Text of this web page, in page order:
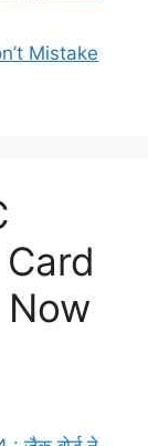
Mistake